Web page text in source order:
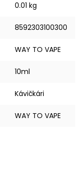
0.01 kg
8592303100300
WAY TO VAPE
10ml
Kávičkári
WAY TO VAPE